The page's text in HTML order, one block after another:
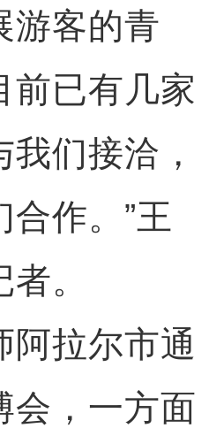
游客的青
前已有几家
们接洽，
作。”王
。
拉尔市通
会，一方面